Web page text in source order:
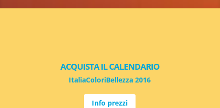
ACQUISTA IL CALENDARIO
ItaliaColoriBellezza 2016
Info prezzi